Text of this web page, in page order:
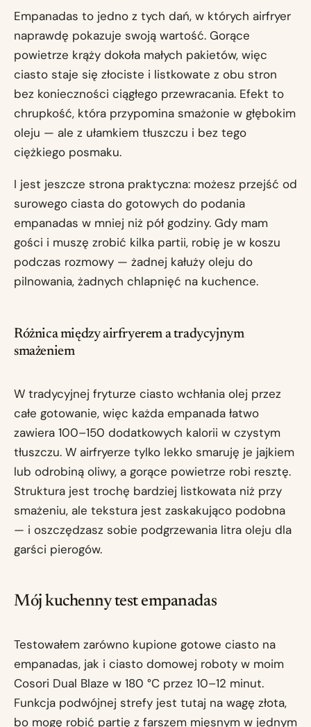
Empanadas to jedno z tych dań, w których airfryer
naprawdę pokazuje swoją wartość. Gorące
powietrze krąży dokoła małych pakietów, więc
ciasto staje się złociste i listkowate z obu stron
bez konieczności ciągłego przewracania. Efekt to
chrupkość, która przypomina smażonie w głębokim
oleju — ale z ułamkiem tłuszczu i bez tego
ciężkiego posmaku.
I jest jeszcze strona praktyczna: możesz przejść od
surowego ciasta do gotowych do podania
empanadas w mniej niż pół godziny. Gdy mam
gości i muszę zrobić kilka partii, robię je w koszu
podczas rozmowy — żadnej kałuży oleju do
pilnowania, żadnych chlapnięć na kuchence.
Różnica między airfryerem a tradycyjnym
smażeniem
W tradycyjnej fryturze ciasto wchłania olej przez
całe gotowanie, więc każda empanada łatwo
zawiera 100–150 dodatkowych kalorii w czystym
tłuszczu. W airfryerze tylko lekko smaruję je jajkiem
lub odrobiną oliwy, a gorące powietrze robi resztę.
Struktura jest trochę bardziej listkowata niż przy
smażeniu, ale tekstura jest zaskakująco podobna
— i oszczędzasz sobie podgrzewania litra oleju dla
garści pierogów.
Mój kuchenny test empanadas
Testowałem zarówno kupione gotowe ciasto na
empanadas, jak i ciasto domowej roboty w moim
Cosori Dual Blaze w 180 °C przez 10–12 minut.
Funkcja podwójnej strefy jest tutaj na wagę złota,
bo mogę robić partię z farszem mięsnym w jednym